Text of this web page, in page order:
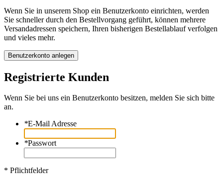
Wenn Sie in unserem Shop ein Benutzerkonto einrichten, werden
Sie schneller durch den Bestellvorgang geführt, können mehrere
Versandadressen speichern, Ihren bisherigen Bestellablauf verfolgen
und vieles mehr.
Benutzerkonto anlegen
Registrierte Kunden
Wenn Sie bei uns ein Benutzerkonto besitzen, melden Sie sich bitte
an.
*E-Mail Adresse
*Passwort
* Pflichtfelder